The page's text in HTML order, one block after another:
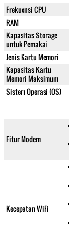
Frekuensi CPU
RAM
Kapasitas Storage
untuk Pemakai
Jenis Kartu Memori
Kapasitas Kartu
Memori Maksimum
Sistem Operasi (OS)
Fitur Modem
Kecepatan WiFi